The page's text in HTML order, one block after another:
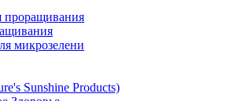
проращивания
микрозелени
Sunshine Products)